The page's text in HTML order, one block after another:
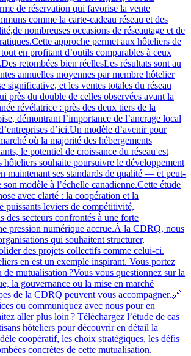
de réservation qui favorise la vente
comme la carte-cadeau réseau et des
nombreuses occasions de réseautage et de
approche permet aux hôteliers de
en profitant d’outils comparables à ceux
retombées bien réellesLes résultats sont au
annuelles moyennes par membre hôtelier
significative, et les ventes totales du réseau
près du double de celles observées avant la
révélatrice : près des deux tiers de la
démontrant l’importance de l’ancrage local
d’ici.Un modèle d’avenir pour
où la majorité des hébergements
le potentiel de croissance du réseau est
hôteliers souhaite poursuivre le développement
maintenant ses standards de qualité — et peut-
modèle à l’échelle canadienne.Cette étude
avec clarté : la coopération et la
puissants leviers de compétitivité,
des secteurs confrontés à une forte
pression numérique accrue.À la CDRQ, nous
qui souhaitent structurer,
des projets collectifs comme celui-ci.
en est un exemple inspirant. Vous portez
mutualisation ?Vous vous questionnez sur la
la gouvernance ou la mise en marché
de la CDRQ peuvent vous accompagner.🔗
ou communiquez avec nous pour en
aller plus loin ? Téléchargez l’étude de cas
hôteliers pour découvrir en détail la
coopératif, les choix stratégiques, les défis
concrètes de cette mutualisation.